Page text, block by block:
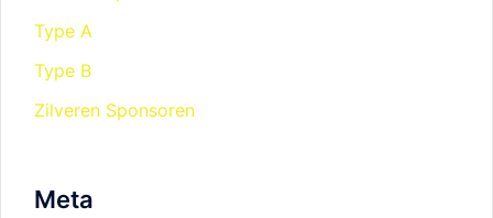
Type A
Type B
Zilveren Sponsoren
Meta